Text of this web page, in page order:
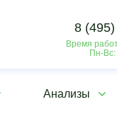
8
Время
Пн-Вс:
Анализы